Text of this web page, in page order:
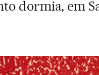
dormia, em